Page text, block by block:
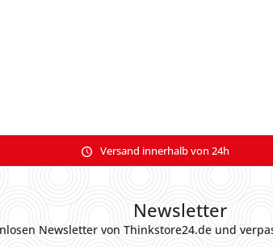
Versand innerhalb von 24h
Newsletter
Newsletter von Thinkstore24.de und